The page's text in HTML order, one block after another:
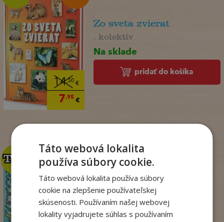
14,50€
7,95€
Zo sveta zvierat
. kolektív
Na sklade
pridať do košíka
TOP
TOP
Dogman. Larva 22 (8)
Dav Pilkey
Na sklade
Táto webová lokalita
používa súbory cookie.
Táto webová lokalita používa súbory
cookie na zlepšenie používateľskej
skúsenosti. Používaním našej webovej
lokality vyjadrujete súhlas s používaním